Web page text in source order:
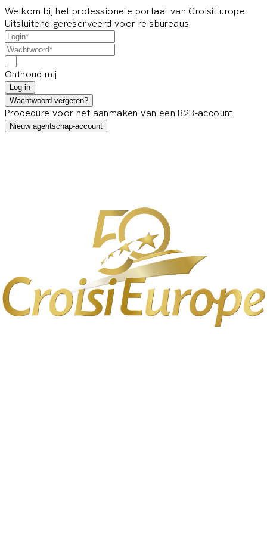
Welkom bij het professionele portaal van CroisiEurope
Uitsluitend gereserveerd voor reisbureaus.
Onthoud mij
Log in
Wachtwoord vergeten?
Procedure voor het aanmaken van een B2B-account
Nieuw agentschap-account